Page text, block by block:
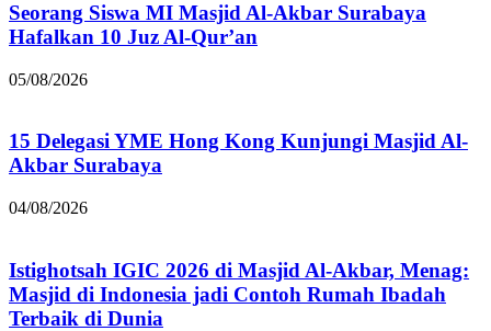
Seorang Siswa MI Masjid Al-Akbar Surabaya
Hafalkan 10 Juz Al-Qur’an
05/08/2026
15 Delegasi YME Hong Kong Kunjungi Masjid Al-
Akbar Surabaya
04/08/2026
Istighotsah IGIC 2026 di Masjid Al-Akbar, Menag:
Masjid di Indonesia jadi Contoh Rumah Ibadah
Terbaik di Dunia